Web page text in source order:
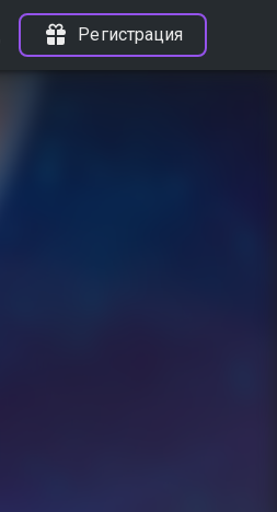
Регистрация